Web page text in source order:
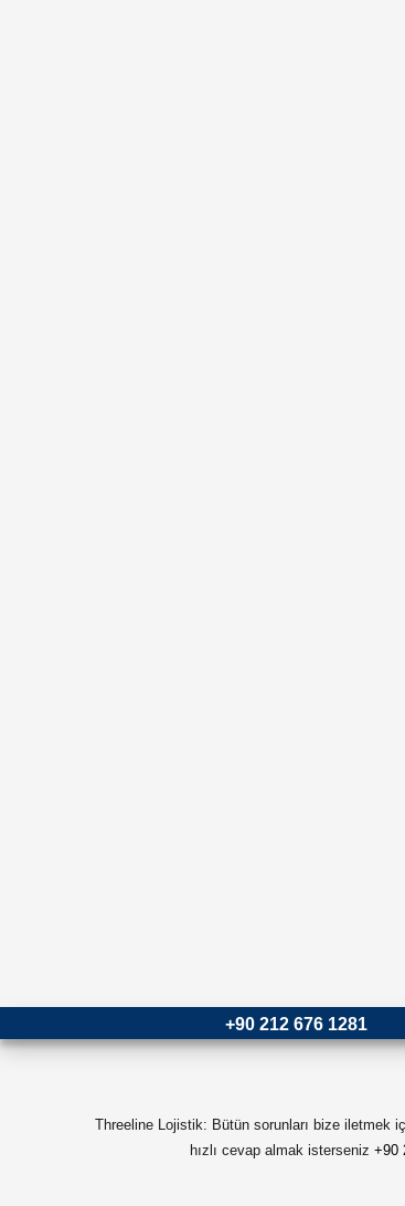
+90 212 676 1281
Threeline Lojistik: Bütün sorunları bize iletmek
hızlı cevap almak isterseniz +90